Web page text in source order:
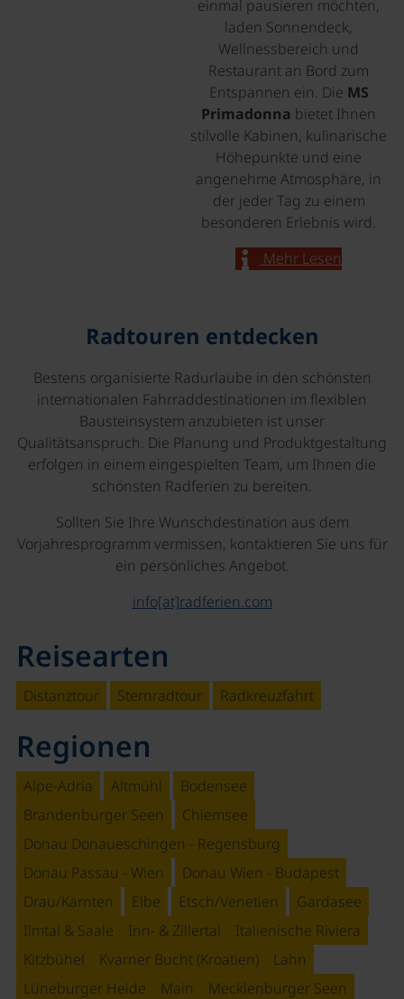
einmal pausieren möchten,
laden Sonnendeck,
Wellnessbereich und
Restaurant an Bord zum
Entspannen ein. Die MS
Primadonna bietet Ihnen
stilvolle Kabinen, kulinarische
Höhepunkte und eine
angenehme Atmosphäre, in
der jeder Tag zu einem
besonderen Erlebnis wird.
Mehr Lesen
Radtouren entdecken
Bestens organisierte Radurlaube in den schönsten
internationalen Fahrraddestinationen im flexiblen
Bausteinsystem anzubieten ist unser
Qualitätsanspruch. Die Planung und Produktgestaltung
erfolgen in einem eingespielten Team, um Ihnen die
schönsten Radferien zu bereiten.
Sollten Sie Ihre Wunschdestination aus dem
Vorjahresprogramm vermissen, kontaktieren Sie uns für
ein persönliches Angebot.
info[at]radferien.com
Reisearten
Distanztour Sternradtour Radkreuzfahrt
Regionen
Alpe-Adria Altmühl
Bodensee
Brandenburger Seen
Chiemsee
Donau Donaueschingen - Regensburg
Donau Passau - Wien
Donau Wien - Budapest
Drau/Kärnten
Elbe Etsch/Venetien
Gardasee
Ilmtal & Saale
Inn- & Zillertal
Italienische Riviera
Kitzbühel
Kvarner Bucht (Kroatien)
Lahn
Lüneburger Heide
Main
Mecklenburger Seen